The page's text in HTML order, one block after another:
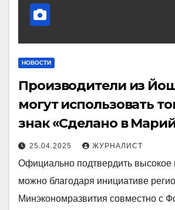
НОВОСТИ
Производители из
могут использовать
знак «Сделано в
25.04.2025 ЖУРНАЛИСТ
Официально подтвердить высокое
можно благодаря инициативе
Минэкономразвития совместно с